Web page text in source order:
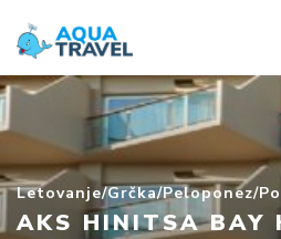
Letovanje/Grčka/Peloponez/
AKS HINITSA BAY